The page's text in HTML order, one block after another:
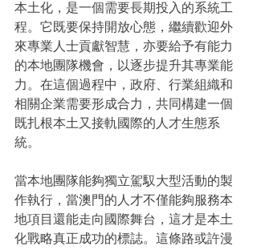
本土化，是一個需要長期投入的系統工
程。它既要保持開放心態，繼續歡迎外
來專業人士貢獻智慧，亦要給予有能力
的本地團隊機會，以逐步提升其專業能
力。在這個過程中，政府、行業組織和
相關企業需要形成合力，共同構建一個
既扎根本土又接軌國際的人才生態系
統。
當本地團隊能夠獨立駕馭大型活動的製
作執行，當澳門的人才不僅能夠服務本
地項目還能走向國際舞台，這才是本土
化戰略真正成功的標誌。這條路或許漫